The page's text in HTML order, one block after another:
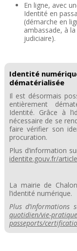
En ligne, avec
Identité en
(démarche en
ambassade, à
judiciaire).
Identité
dématérialisée
Il est désormais
entièrement
Identité. Grâce à
nécessaire de se
faire vérifier son
procuration.
Plus d’information
identite.gouv.fr/
La mairie de
l’identité numérique.
Plus
quotidien/vie-
passeports/